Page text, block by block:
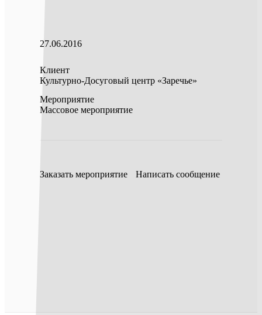
27.06.2016
Клиент
Культурно-Досуговый центр «Заречье»
Мероприятие
Массовое мероприятие
Заказать мероприятие Написать сообщение